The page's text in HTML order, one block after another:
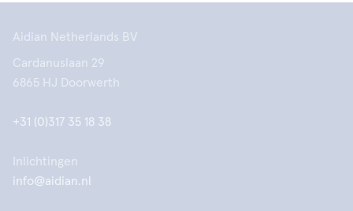
Aidian Netherlands BV
Cardanuslaan 29
6865 HJ Doorwerth
+31 (0)317 35 18 38
Inlichtingen
info@aidian.nl